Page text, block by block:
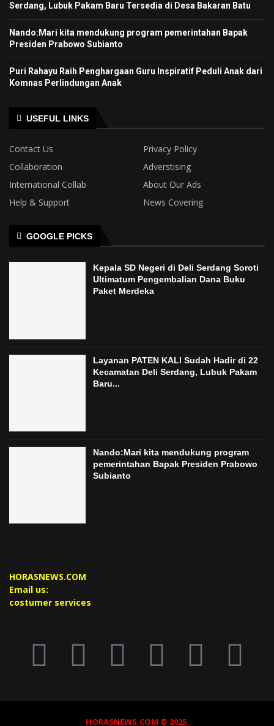
Serdang, Lubuk Pakam Baru Tersedia di Desa Bakaran Batu
Nando:Mari kita mendukung program pemerintahan Bapak
Presiden Prabowo Subianto
Puri Rahayu Raih Penghargaan Guru Inspiratif Peduli Anak dari
Komnas Perlindungan Anak
USEFUL LINKS
Contact Us
Privacy Policy
Collaboration
Adverstising
International Collab
About Our Ads
Help & Support
News Covering
GOOGLE PICKS
Kepala SD Negeri di Deli Serdang Soroti
Ultimatum Pengembalian Dana Buku
Paket Merdeka
Layanan PATEN KALI Sudah Hadir di 22
Kecamatan Deli Serdang, Lubuk Pakam
Baru...
Nando:Mari kita mendukung program
pemerintahan Bapak Presiden Prabowo
Subianto
HORASNEWS.COM
Email us:
costumer services
HORASNEWS.COM © 2025